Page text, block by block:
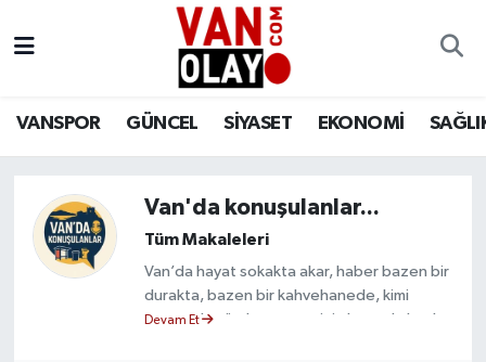
VANSPOR GÜNCEL SİYASET EKONOMİ
Van'da konuşulanlar...
Tüm Makaleleri
Van’da hayat sokakta akar, haber bazen bir
durakta, bazen bir kahvehanede, kimi
zaman da çöp konteynerinin başında başlar.
Devam Et
Siyaset
Ekonomi
Van Nöbetçi Eczaneler
Van Namaz Vakitleri
Van Trafik Yoğunluk Haritası
Süper Lig Puan Durumu ve Fikstür